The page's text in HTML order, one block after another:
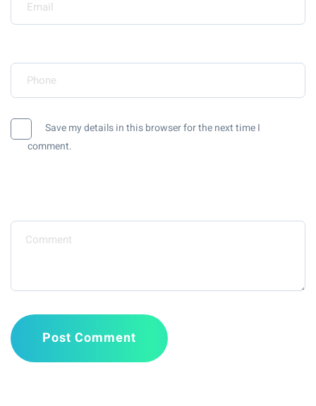
Save my details in this browser for the next time I
comment.
Post Comment